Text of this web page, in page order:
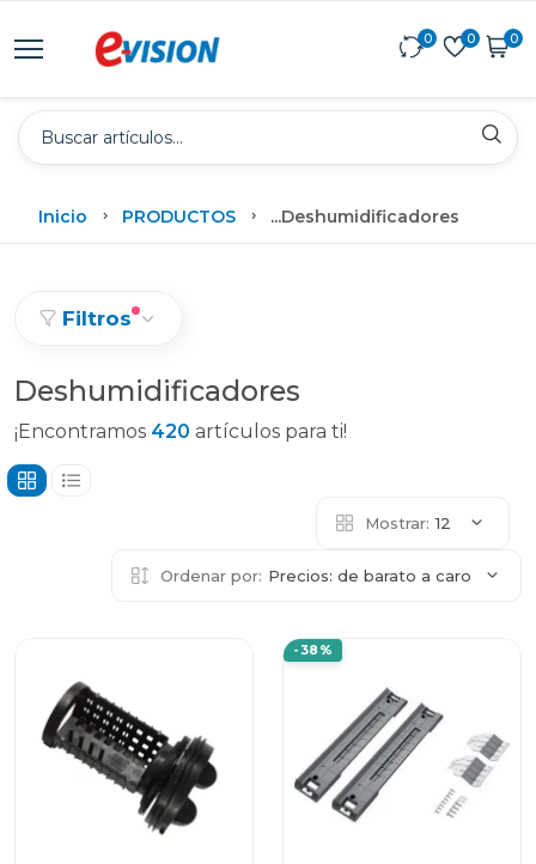
0 0 0
Inicio PRODUCTOS ...Deshumidificadores
Filtros
Deshumidificadores
¡Encontramos 420 artículos para ti!
Mostrar: 12
Ordenar por: Precios: de barato a caro
-38%